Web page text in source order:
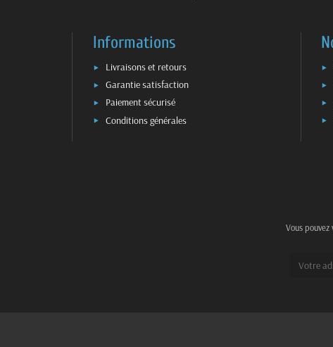
Informations
Livraisons et retours
Garantie satisfaction
Paiement sécurisé
Conditions générales
Vous